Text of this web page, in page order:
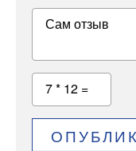
Сам отзыв
7 * 12 =